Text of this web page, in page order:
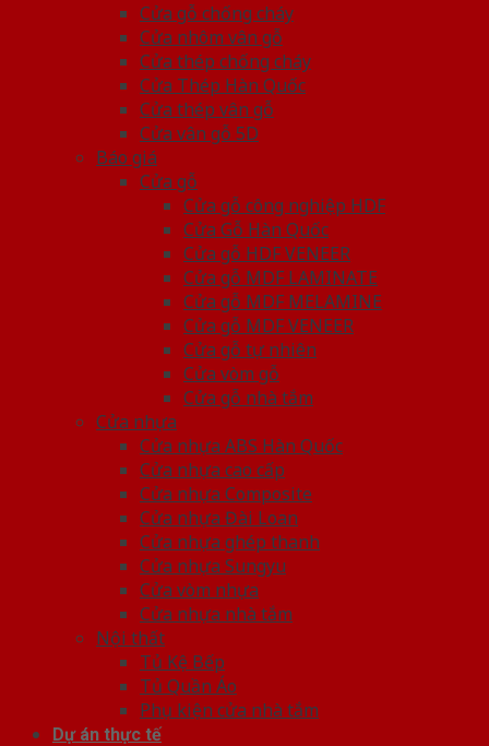
Cửa gỗ chống cháy
Cửa nhôm vân gỗ
Cửa thép chống cháy
Cửa Thép Hàn Quốc
Cửa thép vân gỗ
Cửa vân gỗ 5D
Báo giá
Cửa gỗ
Cửa gỗ công nghiệp HDF
Cửa Gỗ Hàn Quốc
Cửa gỗ HDF VENEER
Cửa gỗ MDF LAMINATE
Cửa gỗ MDF MELAMINE
Cửa gỗ MDF VENEER
Cửa gỗ tự nhiên
Cửa vòm gỗ
Cửa gỗ nhà tắm
Cửa nhựa
Cửa nhựa ABS Hàn Quốc
Cửa nhựa cao cấp
Cửa nhựa Composite
Cửa nhựa Đài Loan
Cửa nhựa ghép thanh
Cửa nhựa Sungyu
Cửa vòm nhựa
Cửa nhựa nhà tắm
Nội thất
Tủ Kệ Bếp
Tủ Quần Áo
Phụ kiện cửa nhà tắm
Dự án thực tế